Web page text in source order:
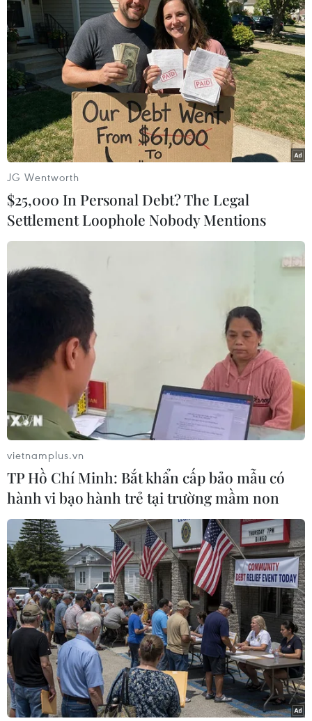
Biểu diễn võ thuật trong hội thi. (Ảnh: Tuấn Anh/TTXVN)
Biểu diễn võ thuật trong hội thi. (Ảnh: Tuấn Anh/TTXVN)
JG Wentworth
$25,000 In Personal Debt? The Legal
Settlement Loophole Nobody Mentions
vietnamplus.vn
TP Hồ Chí Minh: Bắt khẩn cấp bảo mẫu có
hành vi bạo hành trẻ tại trường mầm non